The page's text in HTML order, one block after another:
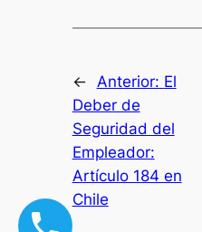
← Anterior: El
Deber de
Seguridad del
Empleador:
Artículo 184 en
Chile